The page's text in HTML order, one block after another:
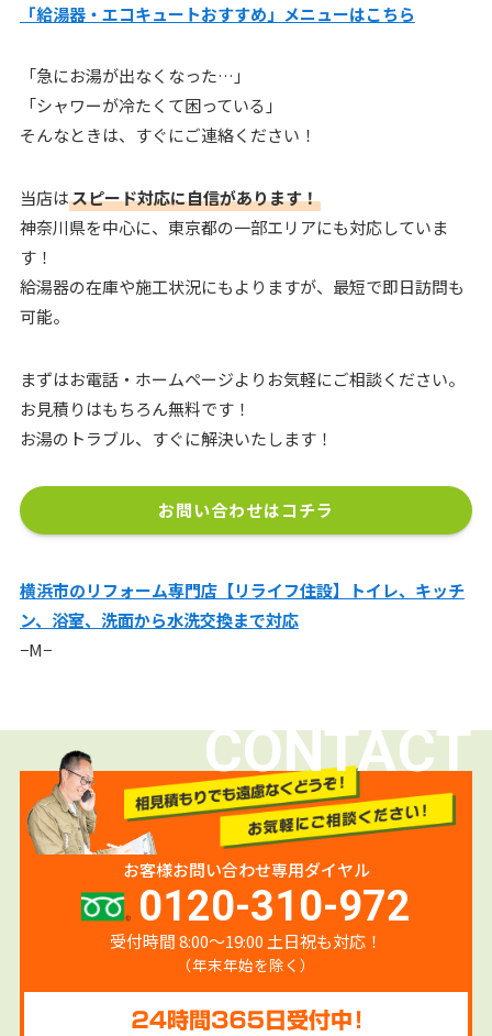
「給湯器・エコキュートおすすめ」メニューはこちら
「急にお湯が出なくなった…」
「シャワーが冷たくて困っている」
そんなときは、すぐにご連絡ください！
当店はスピード対応に自信があります！
神奈川県を中心に、東京都の一部エリアにも対応していま
す！
給湯器の在庫や施工状況にもよりますが、最短で即日訪問も
可能。
まずはお電話・ホームページよりお気軽にご相談ください。
お見積りはもちろん無料です！
お湯のトラブル、すぐに解決いたします！
お問い合わせはコチラ
横浜市のリフォーム専門店【リライフ住設】トイレ、キッチ
ン、浴室、洗面から水洗交換まで対応
−M−
CONTACT
お客様お問い合わせ専用ダイヤル
0120-310-972
受付時間 8:00〜19:00 土日祝も対応！
（年末年始を除く）